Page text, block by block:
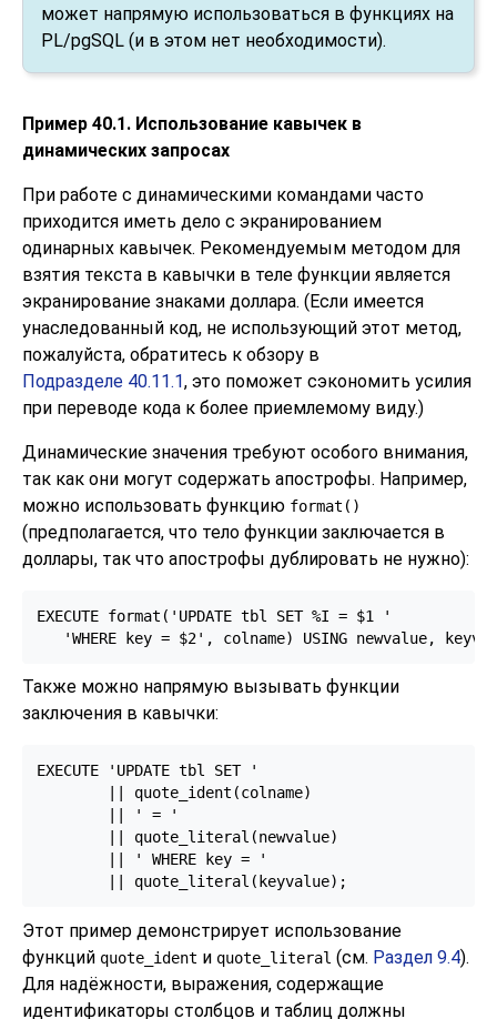
может напрямую использоваться в функциях на
PL/pgSQL (и в этом нет необходимости).
Пример 40.1. Использование кавычек в
динамических запросах
При работе с динамическими командами часто
приходится иметь дело с экранированием
одинарных кавычек. Рекомендуемым методом для
взятия текста в кавычки в теле функции является
экранирование знаками доллара. (Если имеется
унаследованный код, не использующий этот метод,
пожалуйста, обратитесь к обзору в
Подразделе 40.11.1, это поможет сэкономить усилия
при переводе кода к более приемлемому виду.)
Динамические значения требуют особого внимания,
так как они могут содержать апострофы. Например,
можно использовать функцию format()
(предполагается, что тело функции заключается в
доллары, так что апострофы дублировать не нужно):
EXECUTE format('UPDATE tbl SET %I = $1 '
'WHERE key = $2', colname) USING newvalue,
Также можно напрямую вызывать функции
заключения в кавычки:
EXECUTE 'UPDATE tbl SET '
        || quote_ident(colname)
        || ' = '
        || quote_literal(newvalue)
        || ' WHERE key = '
        || quote_literal(keyvalue);
Этот пример демонстрирует использование
функций quote_ident и quote_literal (см. Раздел 9.4).
Для надёжности, выражения, содержащие
идентификаторы столбцов и таблиц должны